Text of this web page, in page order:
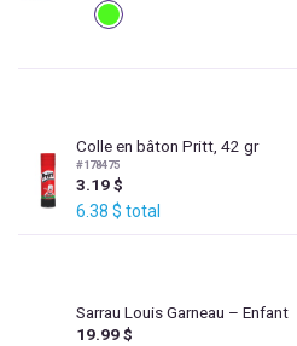
Colle en bâton Pritt, 42 gr
#178475
3.19$
6.38 $ total
Sarrau Louis Garneau – Enfant
19.99$